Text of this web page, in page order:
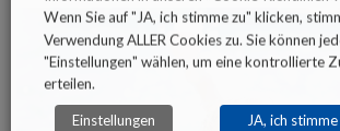
Wenn Sie auf "JA, ich stimme zu" klicken,
Verwendung ALLER Cookies zu. Sie können
"Einstellungen" wählen, um eine kontrollierte
erteilen.
Einstellungen JA, ich stimme